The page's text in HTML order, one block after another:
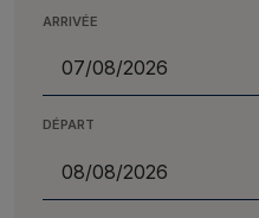
ARRIVÉE
DÉPART